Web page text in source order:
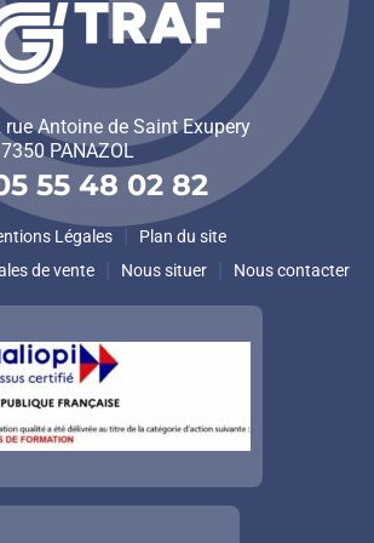
rue Antoine de Saint Exupery
PANAZOL
55 48 02 82
Légales
Plan du site
de vente
Nous situer